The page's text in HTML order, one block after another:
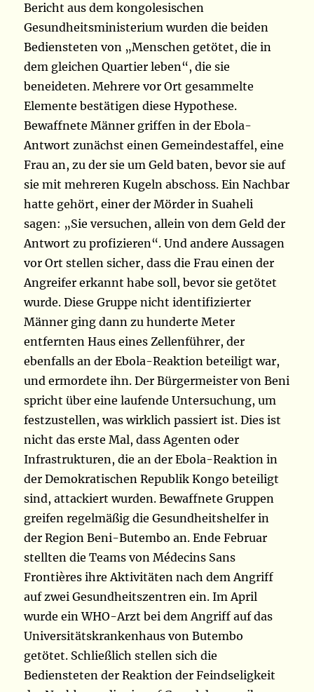
Bericht aus dem kongolesischen
Gesundheitsministerium wurden die beiden
Bediensteten von „Menschen getötet, die in
dem gleichen Quartier leben“, die sie
beneideten. Mehrere vor Ort gesammelte
Elemente bestätigen diese Hypothese.
Bewaffnete Männer griffen in der Ebola-
Antwort zunächst einen Gemeindestaffel, eine
Frau an, zu der sie um Geld baten, bevor sie auf
sie mit mehreren Kugeln abschoss. Ein Nachbar
hatte gehört, einer der Mörder in Suaheli
sagen: „Sie versuchen, allein von dem Geld der
Antwort zu profizieren“. Und andere Aussagen
vor Ort stellen sicher, dass die Frau einen der
Angreifer erkannt habe soll, bevor sie getötet
wurde. Diese Gruppe nicht identifizierter
Männer ging dann zu hunderte Meter
entfernten Haus eines Zellenführer, der
ebenfalls an der Ebola-Reaktion beteiligt war,
und ermordete ihn. Der Bürgermeister von Beni
spricht über eine laufende Untersuchung, um
festzustellen, was wirklich passiert ist. Dies ist
nicht das erste Mal, dass Agenten oder
Infrastrukturen, die an der Ebola-Reaktion in
der Demokratischen Republik Kongo beteiligt
sind, attackiert wurden. Bewaffnete Gruppen
greifen regelmäßig die Gesundheitshelfer in
der Region Beni-Butembo an. Ende Februar
stellten die Teams von Médecins Sans
Frontières ihre Aktivitäten nach dem Angriff
auf zwei Gesundheitszentren ein. Im April
wurde ein WHO-Arzt bei dem Angriff auf das
Universitätskrankenhaus von Butembo
getötet. Schließlich stellen sich die
Bediensteten der Reaktion der Feindseligkeit